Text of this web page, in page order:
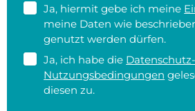
Ja, hiermit gebe ich meine
meine Daten wie
genutzt werden dürfen.
Ja, ich habe die
Nutzungsbedingungen
diesen zu.